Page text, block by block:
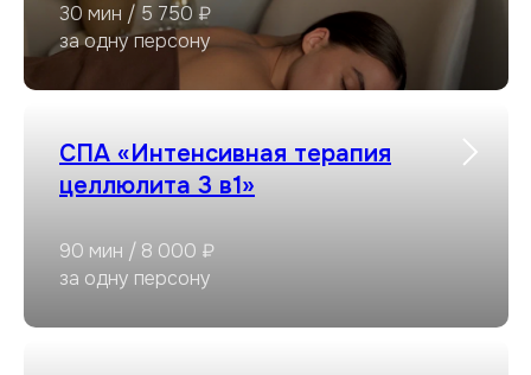
30 мин / 5 750 ₽
за одну персону
СПА «Интенсивная терапия
целлюлита 3 в1»
90 мин / 8 000 ₽
за одну персону